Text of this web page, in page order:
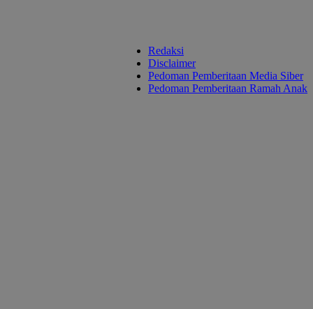
Redaksi
Disclaimer
Pedoman Pemberitaan Media Siber
Pedoman Pemberitaan Ramah Anak